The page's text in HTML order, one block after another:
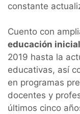
constante
Cuento con
educación inicial
2019 hasta la
educativas, así
en programas
docentes y
últimos cinco